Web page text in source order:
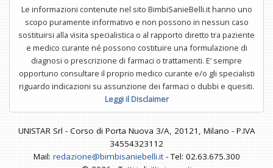
Le informazioni contenute nel sito BimbiSanieBelli.it hanno uno
scopo puramente informativo e non possono in nessun caso
sostituirsi alla visita specialistica o al rapporto diretto tra paziente
e medico curante né possono costituire una formulazione di
diagnosi o prescrizione di farmaci o trattamenti. E’ sempre
opportuno consultare il proprio medico curante e/o gli specialisti
riguardo indicazioni su assunzione dei farmaci o dubbi e quesiti.
Leggi il Disclaimer
UNISTAR Srl - Corso di Porta Nuova 3/A, 20121, Milano - P.IVA
34554323112
Mail: redazione@bimbisaniebelli.it- Tel: 02.63.675.300